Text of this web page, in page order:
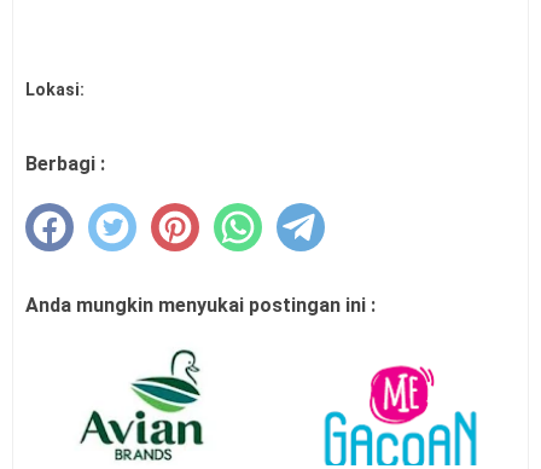
Lokasi:
Berbagi :
Anda mungkin menyukai postingan ini :